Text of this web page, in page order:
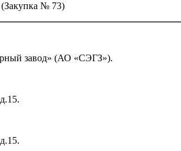
(Закупка № 73)
завод» (АО «СЭГЗ»).